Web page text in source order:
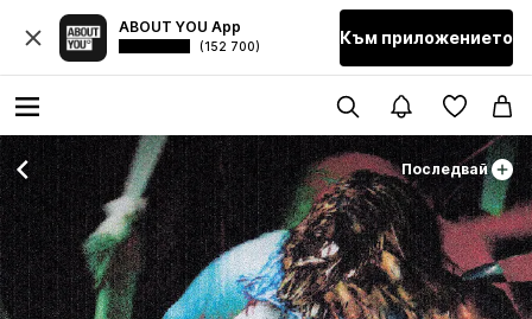
ABOUT YOU App
(152 700) Към приложението
Последвай